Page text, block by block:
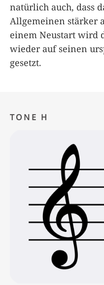
natürlich auch, dass
Allgemeinen stärker
einem Neustart wird
wieder auf seinen
gesetzt.
TONE H